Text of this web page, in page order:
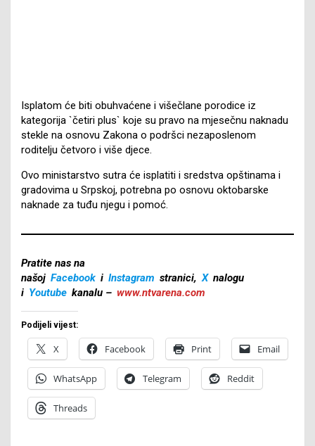
Isplatom će biti obuhvaćene i višečlane porodice iz
kategorija `četiri plus` koje su pravo na mjesečnu naknadu
stekle na osnovu Zakona o podršci nezaposlenom
roditelju četvoro i više djece.
Ovo ministarstvo sutra će isplatiti i sredstva opštinama i
gradovima u Srpskoj, potrebna po osnovu oktobarske
naknade za tuđu njegu i pomoć.
Pratite nas na
našoj Facebook i Instagram stranici, X nalogu
i Youtube kanalu – www.ntvarena.com
Podijeli vijest:
X Facebook Print Email
WhatsApp Telegram Reddit
Threads